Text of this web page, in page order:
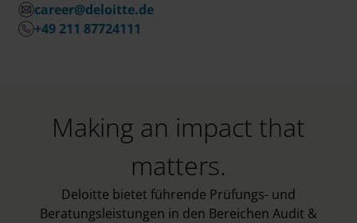
career@deloitte.de
+49 211 87724111
Making an impact that
matters.
Deloitte bietet führende Prüfungs- und
Beratungsleistungen in den Bereichen Audit &